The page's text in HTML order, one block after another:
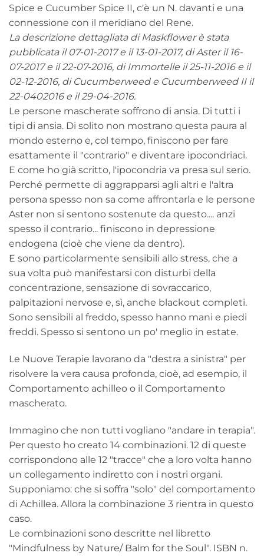
Spice e Cucumber Spice II, c'è un N. davanti e una
connessione con il meridiano del Rene.
La descrizione dettagliata di Maskflower è stata
pubblicata il 07-01-2017 e il 13-01-2017, di Aster il 16-
07-2017 e il 22-07-2016, di Immortelle il 25-11-2016 e il
02-12-2016, di Cucumberweed e Cucumberweed II il
22-0402016 e il 29-04-2016.
Le persone mascherate soffrono di ansia. Di tutti i
tipi di ansia. Di solito non mostrano questa paura al
mondo esterno e, col tempo, finiscono per fare
esattamente il "contrario" e diventare ipocondriaci.
E come ho già scritto, l'ipocondria va presa sul serio.
Perché permette di aggrapparsi agli altri e l'altra
persona spesso non sa come affrontarla e le persone
Aster non si sentono sostenute da questo.... anzi
spesso il contrario... finiscono in depressione
endogena (cioè che viene da dentro).
E sono particolarmente sensibili allo stress, che a
sua volta può manifestarsi con disturbi della
concentrazione, sensazione di sovraccarico,
palpitazioni nervose e, sì, anche blackout completi.
Sono sensibili al freddo, spesso hanno mani e piedi
freddi. Spesso si sentono un po' meglio in estate.
Le Nuove Terapie lavorano da "destra a sinistra" per
risolvere la vera causa profonda, cioè, ad esempio, il
Comportamento achilleo o il Comportamento
mascherato.
Immagino che non tutti vogliano "andare in terapia".
Per questo ho creato 14 combinazioni. 12 di queste
corrispondono alle 12 "tracce" che a loro volta hanno
un collegamento indiretto con i nostri organi.
Supponiamo: che si soffra "solo" del comportamento
di Achillea. Allora la combinazione 3 rientra in questo
caso.
Le combinazioni sono descritte nel libretto
"Mindfulness by Nature/ Balm for the Soul". ISBN n.